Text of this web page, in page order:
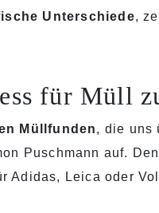
Unterschiede,
für Müll
Müllfunden, die uns
Puschmann auf.
Adidas, Leica oder